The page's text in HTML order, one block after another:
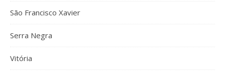
São Francisco Xavier
Serra Negra
Vitória